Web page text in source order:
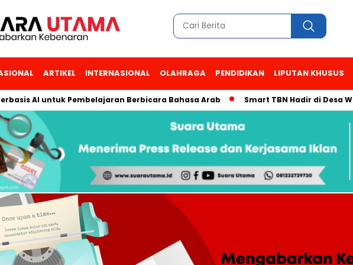
ARTIKEL INTERNASIONAL OLAHRAGA PENDIDIKAN LIPUTAN KHUSUS
untuk Pembelajaran Berbicara Bahasa Arab Smart TBN Hadir di Desa Wisata